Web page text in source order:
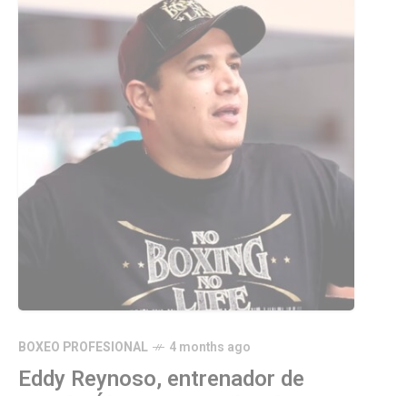
BOXEO PROFESIONAL 4 months ago
Eddy Reynoso, entrenador de